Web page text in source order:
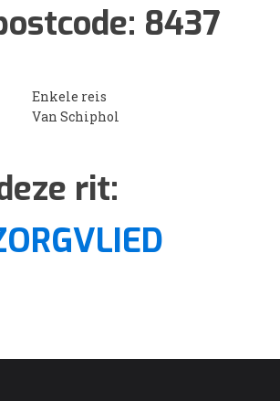
8437
Enkele reis
Van Schiphol
rit: